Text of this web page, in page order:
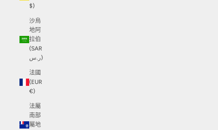
$)
沙烏
地阿
拉伯
(SAR
ر.س)
法國
(EUR
€)
法屬
南部
屬地